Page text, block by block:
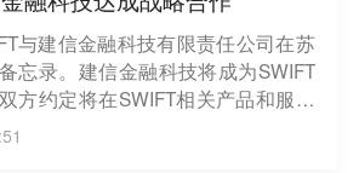
与建信金融科技有限责任公司在苏
忘录。建信金融科技将成为SWIFT
方约定将在SWIFT相关产品和服务
实施、ISO 20022在华推广和采用